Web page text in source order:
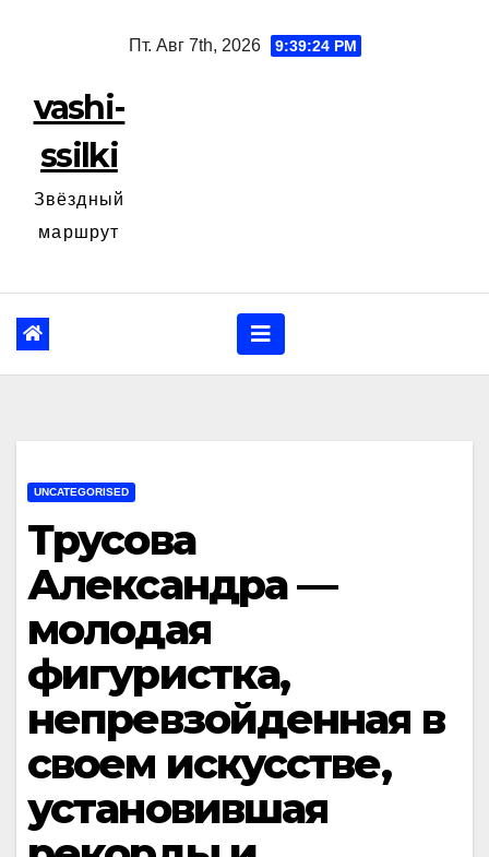
Пт. Авг 7th, 2026 9:39:25 PM
vashi-
ssilki
Звёздный
маршрут
UNCATEGORISED
Трусова
Александра —
молодая
фигуристка,
непревзойденная в
своем искусстве,
установившая